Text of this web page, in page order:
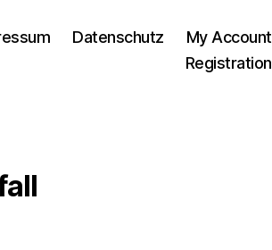
Datenschutz
My Account
Registration